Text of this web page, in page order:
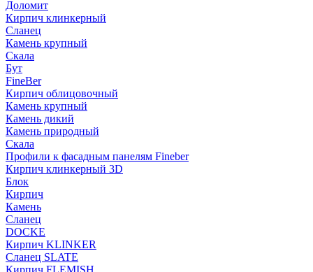
Доломит
Кирпич клинкерный
Сланец
Камень крупный
Скала
Бут
FineBer
Кирпич облицовочный
Камень крупный
Камень дикий
Камень природный
Скала
Профили к фасадным панелям Fineber
Кирпич клинкерный 3D
Блок
Кирпич
Камень
Сланец
DOCKE
Кирпич KLINKER
Сланец SLATE
Кирпич FLEMISH